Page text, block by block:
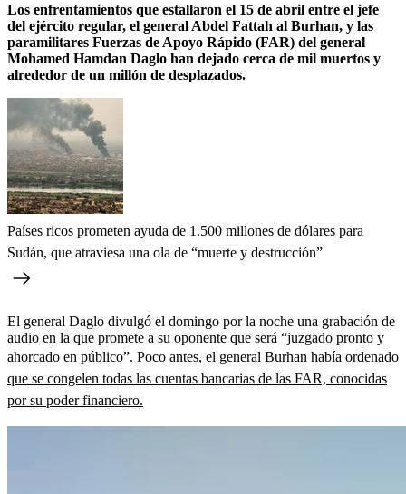
Los enfrentamientos que estallaron el 15 de abril entre el jefe
del ejército regular, el general Abdel Fattah al Burhan, y las
paramilitares Fuerzas de Apoyo Rápido (FAR) del general
Mohamed Hamdan Daglo han dejado cerca de mil muertos y
alrededor de un millón de desplazados.
Países ricos prometen ayuda de 1.500 millones de dólares para
Sudán, que atraviesa una ola de “muerte y destrucción”
El general Daglo divulgó el domingo por la noche una grabación de
audio en la que promete a su oponente que será “juzgado pronto y
ahorcado en público”. Poco antes, el general Burhan había ordenado
que se congelen todas las cuentas bancarias de las FAR, conocidas
por su poder financiero.